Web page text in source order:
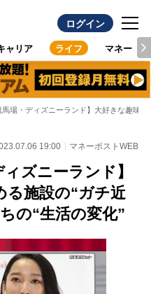
ログイン
ャリア ライフ マネー
馬場・ディズニーランド】大好きな趣味
19:00 マネーポストWEB
ィズニーランド】
る施設の“ガチ近
の“生活の変化”